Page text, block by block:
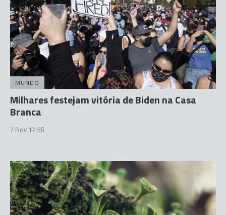
MUNDO
Milhares festejam vitória de Biden na Casa
Branca
7 Nov 17:56